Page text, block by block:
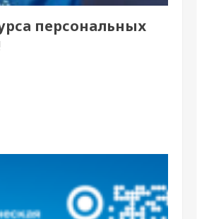
персональных